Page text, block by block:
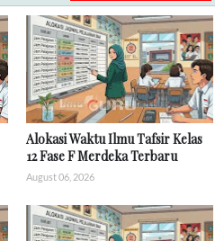
Alokasi Waktu Ilmu Tafsir Kelas
12 Fase F Merdeka Terbaru
August 06, 2026